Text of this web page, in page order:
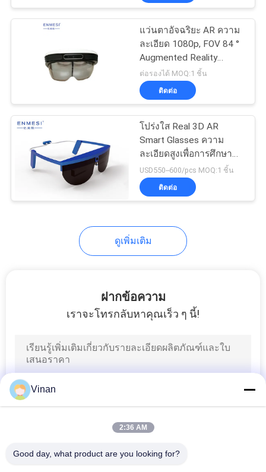
แว่นตาอัจฉริยะ AR ความ
ละเอียด 1080p, FOV 84 °
Augmented Reality
AMOLED Display AR
Helmet
ต่อรองได้ MOQ:1 ชิ้น
ติดต่อ
โปร่งใส Real 3D AR
Smart Glasses ความ
ละเอียดสูงเพื่อการศึกษา
หน้าจอ OLED
USD550--600/pcs MOQ:1 ชิ้น
ติดต่อ
ดูเพิ่มเติม
ฝากข้อความ
เราจะโทรกลับหาคุณเร็ว ๆ นี้!
Vinan
2:36 AM
Good day, what product are you looking for?